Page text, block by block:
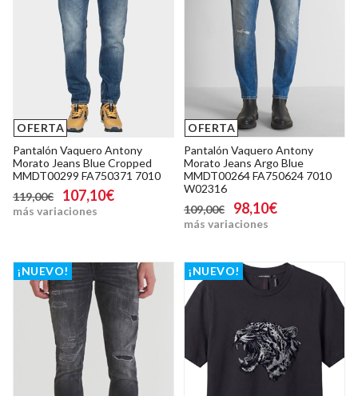
OFERTA
Pantalón Vaquero Antony
Morato Jeans Blue Cropped
MMDT00299 FA750371 7010
119,00€
107,10€
más variaciones
OFERTA
Pantalón Vaquero Antony
Morato Jeans Argo Blue
MMDT00264 FA750624 7010
W02316
109,00€
98,10€
más variaciones
¡NUEVO! ¡NUEVO!